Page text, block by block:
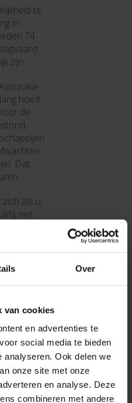
Over
van cookies
en advertenties te
social media te bieden
analyseren. Ook delen we
onze site met onze
en analyse. Deze
combineren met andere
te
in
74
zijn.
hoeft
de
Dat
als u
niet
met
wel.
kiezen?
auto (burgerlijke